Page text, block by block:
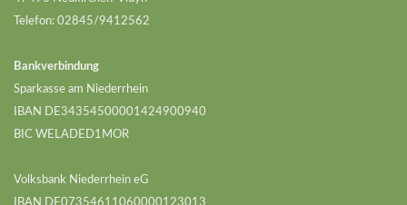
Telefon: 02845/9412562
Bankverbindung
Sparkasse am Niederrhein
IBAN DE34354500001424900940
BIC WELADED1MOR
Volksbank Niederrhein eG